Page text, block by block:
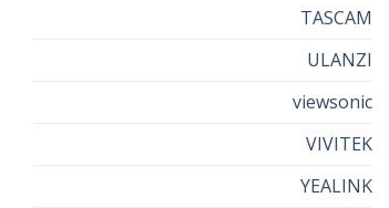
TASCAM
ULANZI
viewsonic
VIVITEK
YEALINK